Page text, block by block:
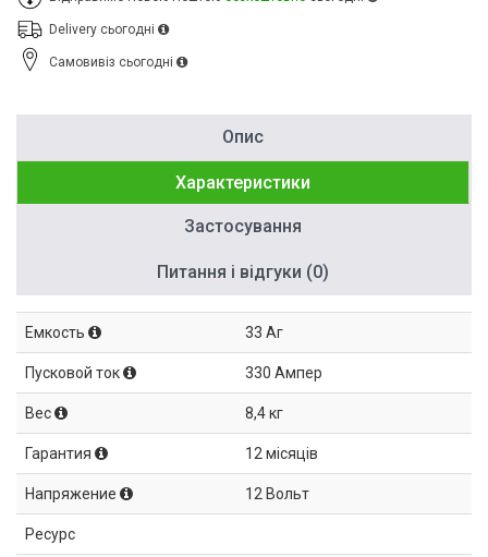
Delivery сьогодні
Cамовивіз сьогодні
Опис
Характеристики
Застосування
Питання і відгуки (0)
Емкость 33 Аг
Пусковой ток 330 Ампер
Вес 8,4 кг
Гарантия 12 місяців
Напряжение 12 Вольт
Ресурс